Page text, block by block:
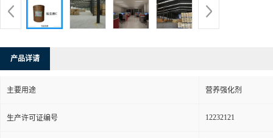
产品详请
主要用途 营养强化剂
生产许可证编号 12232121